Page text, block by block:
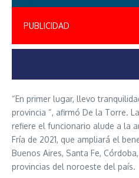
PUBLICIDAD
“En primer lugar, llevo
provincia “, afirmó De la Torre.
refiere el funcionario alude a la
Fría de 2021, que ampliará el
Buenos Aires, Santa Fe,
provincias del noroeste del país.